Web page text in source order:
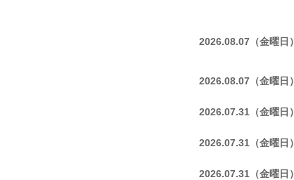
2026.08.07（金曜日）
2026.08.07（金曜日）
2026.07.31（金曜日）
2026.07.31（金曜日）
2026.07.31（金曜日）